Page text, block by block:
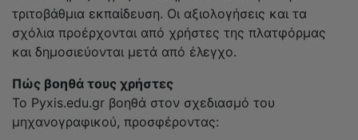
τριτοβάθμια εκπαίδευση. Οι αξιολογήσεις και τα
σχόλια προέρχονται από χρήστες της πλατφόρμας
και δημοσιεύονται μετά από έλεγχο.
Πώς βοηθά τους χρήστες
Το Pyxis.edu.gr βοηθά στον σχεδιασμό του
μηχανογραφικού, προσφέροντας: